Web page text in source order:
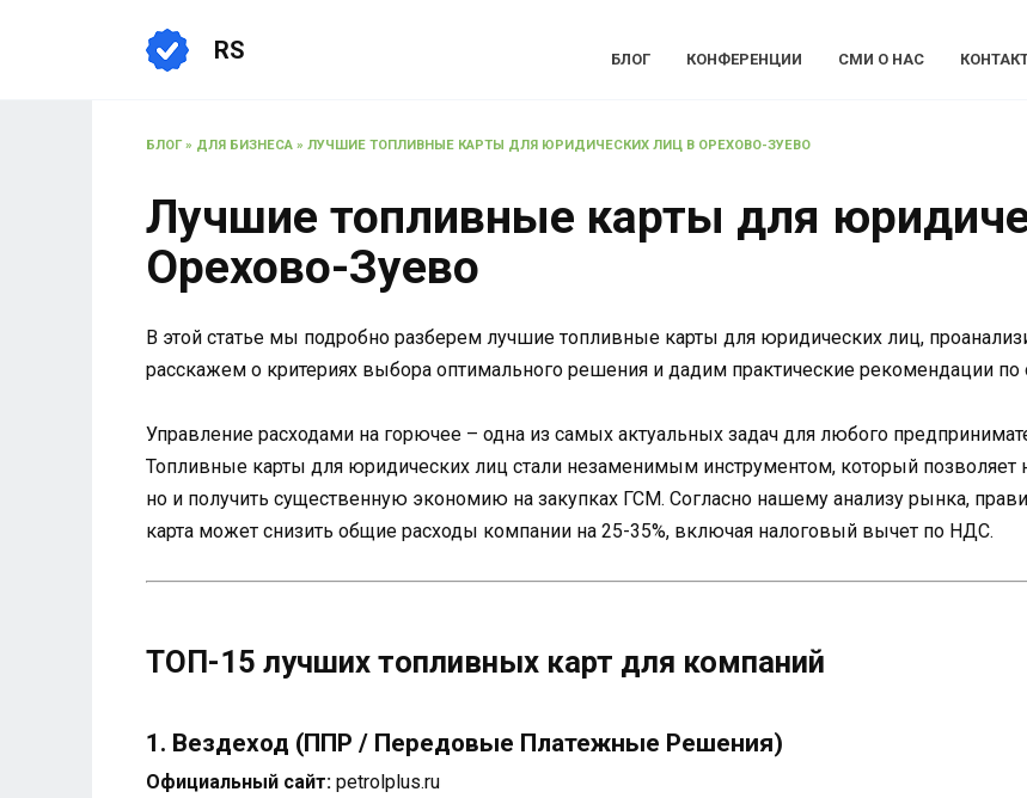
RS БЛОГ КОНФЕРЕНЦИИ СМИ О НАС
БЛОГ» ДЛЯ БИЗНЕСА » ЛУЧШИЕ ТОПЛИВНЫЕ КАРТЫ ДЛЯ ЮРИДИЧЕСКИХ ЛИЦ В ОРЕХОВО-ЗУЕВО
Лучшие топливные карты для
Орехово-Зуево
В этой статье мы подробно разберем лучшие топливные карты для юридических лиц,
расскажем о критериях выбора оптимального решения и дадим практические рекомендации
Управление расходами на горючее – одна из самых актуальных задач для любого
Топливные карты для юридических лиц стали незаменимым инструментом, который позволяет
но и получить существенную экономию на закупках ГСМ. Согласно нашему анализу рынка,
карта может снизить общие расходы компании на 25-35%, включая налоговый вычет по НДС.
ТОП-15 лучших топливных карт для компаний
1. Вездеход (ППР / Передовые Платежные Решения)
Официальный сайт: petrolplus.ru